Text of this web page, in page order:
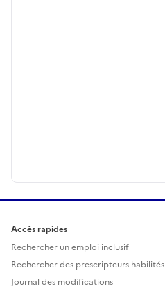
Accès rapides
Rechercher un emploi inclusif
Rechercher des prescripteurs habilités
Journal des modifications